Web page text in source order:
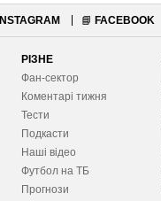
INSTAGRAM 📘 FACEBOOK
РІЗНЕ
Фан-сектор
Коментарі тижня
Тести
Подкасти
Наші відео
Футбол на ТБ
Прогнози